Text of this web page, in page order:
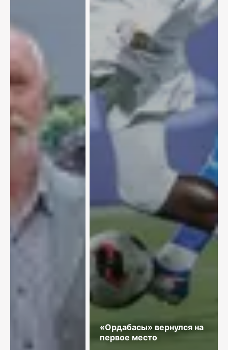
«Ордабасы» вернулся на
первое место